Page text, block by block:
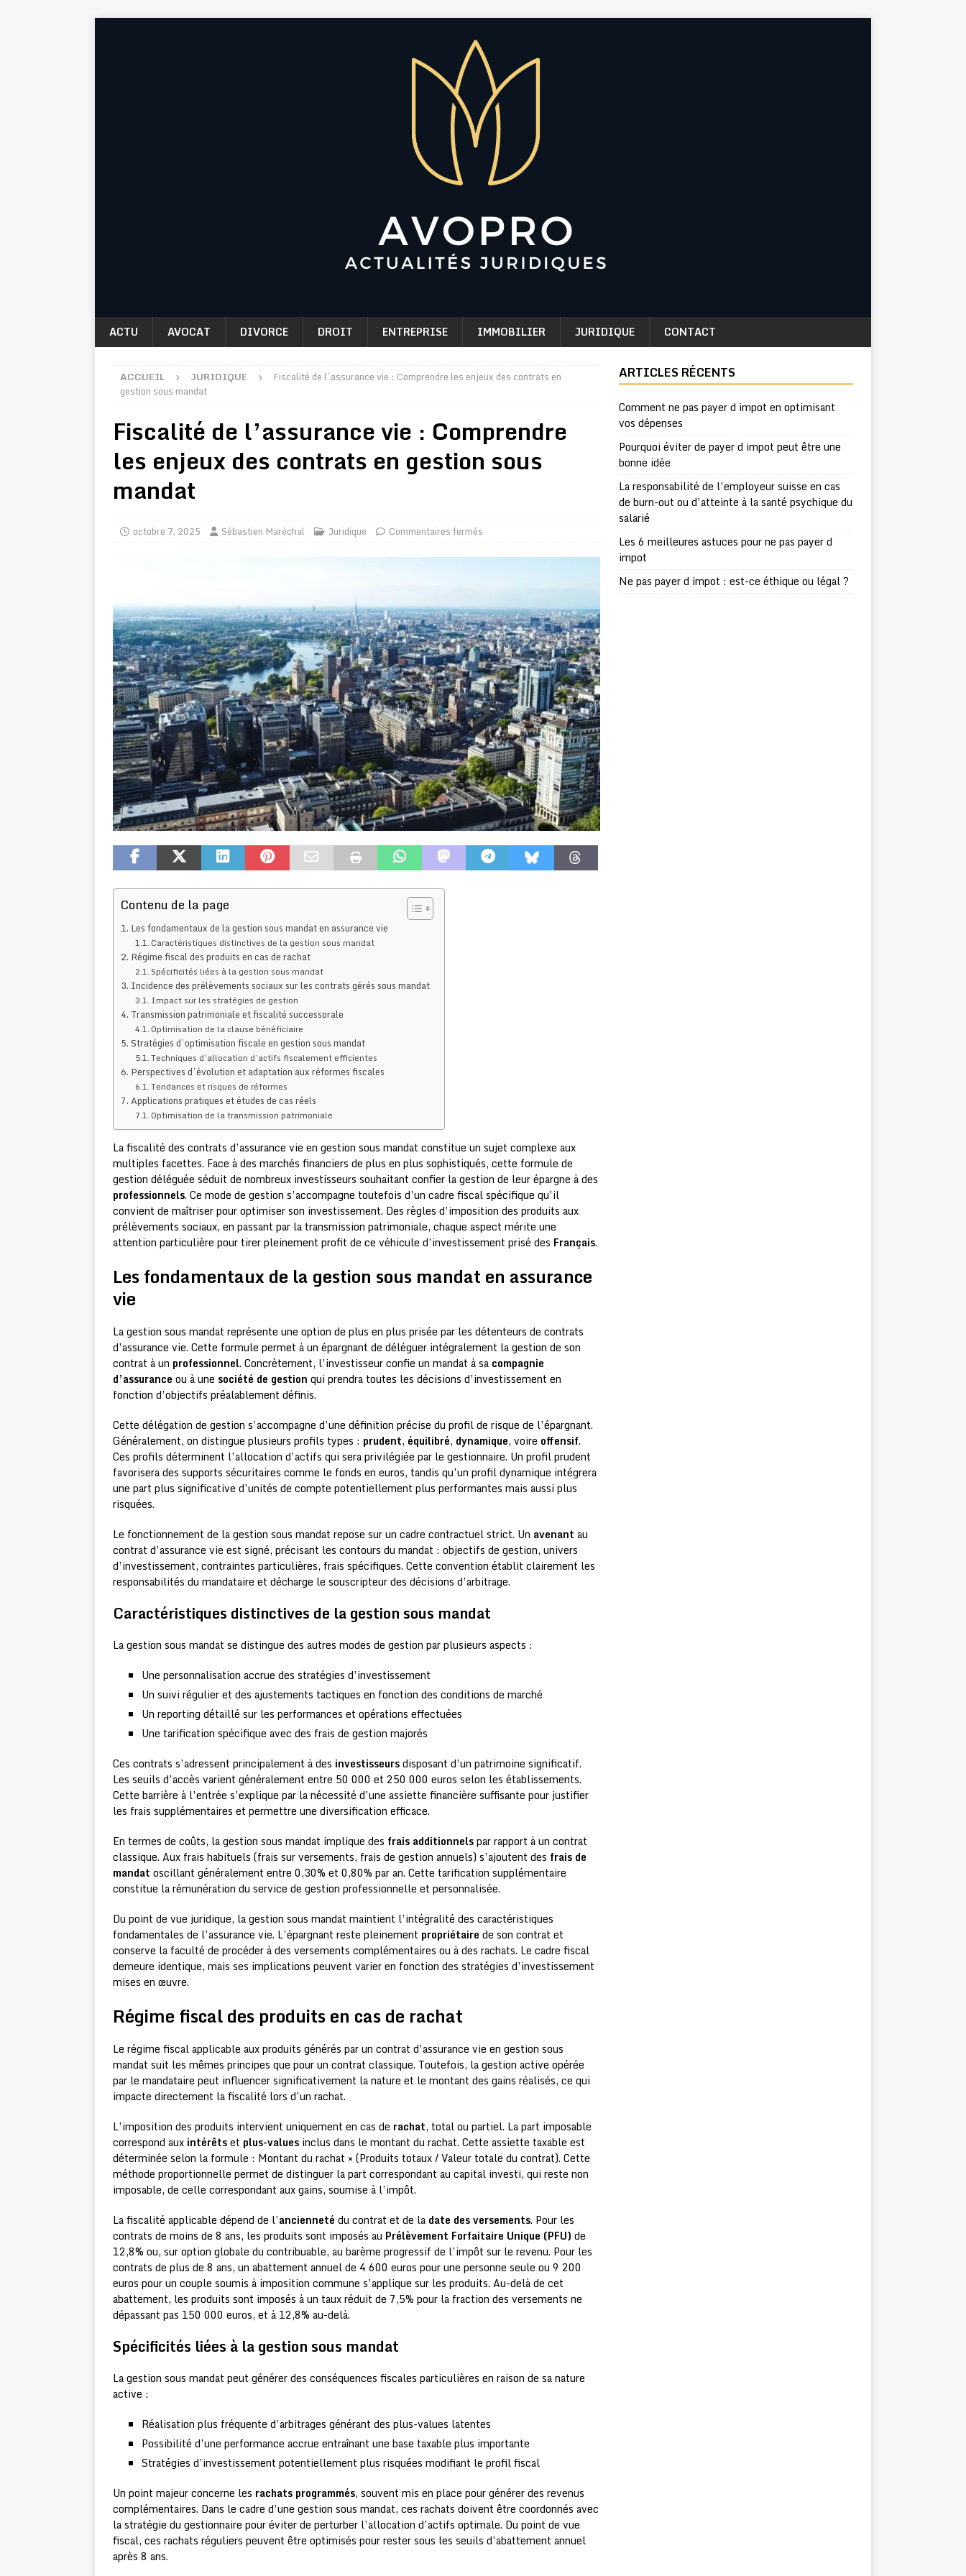
ACTU AVOCAT DIVORCE DROIT ENTREPRISE IMMOBILIER JURIDIQUE CONTACT
ACCUEIL JURIDIQUE
Fiscalité de l’assurance vie : Comprendre les enjeux des contrats en
gestion sous mandat
Fiscalité de l’assurance vie : Comprendre
les enjeux des contrats en gestion sous
mandat
octobre 7, 2025 Sébastien Maréchal Juridique Commentaires fermés
Contenu de la page
Les fondamentaux de la gestion sous mandat en assurance vie
Caractéristiques distinctives de la gestion sous mandat
Régime fiscal des produits en cas de rachat
Spécificités liées à la gestion sous mandat
Incidence des prélèvements sociaux sur les contrats gérés sous mandat
Impact sur les stratégies de gestion
Transmission patrimoniale et fiscalité successorale
Optimisation de la clause bénéficiaire
Stratégies d’optimisation fiscale en gestion sous mandat
Techniques d’allocation d’actifs fiscalement efficientes
Perspectives d’évolution et adaptation aux réformes fiscales
Tendances et risques de réformes
Applications pratiques et études de cas réels
Optimisation de la transmission patrimoniale
La fiscalité des contrats d’assurance vie en gestion sous mandat constitue un sujet complexe aux
multiples facettes. Face à des marchés financiers de plus en plus sophistiqués, cette formule de
gestion déléguée séduit de nombreux investisseurs souhaitant confier la gestion de leur épargne à des
professionnels. Ce mode de gestion s’accompagne toutefois d’un cadre fiscal spécifique qu’il
convient de maîtriser pour optimiser son investissement. Des règles d’imposition des produits aux
prélèvements sociaux, en passant par la transmission patrimoniale, chaque aspect mérite une
attention particulière pour tirer pleinement profit de ce véhicule d’investissement prisé des Français.
Les fondamentaux de la gestion sous mandat en assurance
vie
La gestion sous mandat représente une option de plus en plus prisée par les détenteurs de contrats
d’assurance vie. Cette formule permet à un épargnant de déléguer intégralement la gestion de son
contrat à un professionnel. Concrètement, l’investisseur confie un mandat à sa compagnie
d’assurance ou à une société de gestion qui prendra toutes les décisions d’investissement en
fonction d’objectifs préalablement définis.
Cette délégation de gestion s’accompagne d’une définition précise du profil de risque de l’épargnant.
Généralement, on distingue plusieurs profils types : prudent, équilibré, dynamique, voire offensif.
Ces profils déterminent l’allocation d’actifs qui sera privilégiée par le gestionnaire. Un profil prudent
favorisera des supports sécuritaires comme le fonds en euros, tandis qu’un profil dynamique intégrera
une part plus significative d’unités de compte potentiellement plus performantes mais aussi plus
risquées.
Le fonctionnement de la gestion sous mandat repose sur un cadre contractuel strict. Un avenant au
contrat d’assurance vie est signé, précisant les contours du mandat : objectifs de gestion, univers
d’investissement, contraintes particulières, frais spécifiques. Cette convention établit clairement les
responsabilités du mandataire et décharge le souscripteur des décisions d’arbitrage.
Caractéristiques distinctives de la gestion sous mandat
La gestion sous mandat se distingue des autres modes de gestion par plusieurs aspects :
Une personnalisation accrue des stratégies d’investissement
Un suivi régulier et des ajustements tactiques en fonction des conditions de marché
Un reporting détaillé sur les performances et opérations effectuées
Une tarification spécifique avec des frais de gestion majorés
Ces contrats s’adressent principalement à des investisseursdisposant d’un patrimoine significatif.
Les seuils d’accès varient généralement entre 50 000 et 250 000 euros selon les établissements.
Cette barrière à l’entrée s’explique par la nécessité d’une assiette financière suffisante pour justifier
les frais supplémentaires et permettre une diversification efficace.
En termes de coûts, la gestion sous mandat implique des frais additionnelspar rapport à un contrat
classique. Aux frais habituels (frais sur versements, frais de gestion annuels) s’ajoutent des frais de
mandat oscillant généralement entre 0,30% et 0,80% par an. Cette tarification supplémentaire
constitue la rémunération du service de gestion professionnelle et personnalisée.
Du point de vue juridique, la gestion sous mandat maintient l’intégralité des caractéristiques
fondamentales de l’assurance vie. L’épargnant reste pleinement propriétaire de son contrat et
conserve la faculté de procéder à des versements complémentaires ou à des rachats. Le cadre fiscal
demeure identique, mais ses implications peuvent varier en fonction des stratégies d’investissement
mises en œuvre.
Régime fiscal des produits en cas de rachat
Le régime fiscal applicable aux produits générés par un contrat d’assurance vie en gestion sous
mandat suit les mêmes principes que pour un contrat classique. Toutefois, la gestion active opérée
par le mandataire peut influencer significativement la nature et le montant des gains réalisés, ce qui
impacte directement la fiscalité lors d’un rachat.
L’imposition des produits intervient uniquement en cas de rachat, total ou partiel. La part imposable
correspond aux intérêtset plus-values inclus dans le montant du rachat. Cette assiette taxable est
déterminée selon la formule : Montant du rachat × (Produits totaux / Valeur totale du contrat). Cette
méthode proportionnelle permet de distinguer la part correspondant au capital investi, qui reste non
imposable, de celle correspondant aux gains, soumise à l’impôt.
La fiscalité applicable dépend de l’ancienneté du contrat et de la date des versements. Pour les
contrats de moins de 8 ans, les produits sont imposés au Prélèvement Forfaitaire Unique (PFU) de
12,8% ou, sur option globale du contribuable, au barème progressif de l’impôt sur le revenu. Pour les
contrats de plus de 8 ans, un abattement annuel de 4 600 euros pour une personne seule ou 9 200
euros pour un couple soumis à imposition commune s’applique sur les produits. Au-delà de cet
abattement, les produits sont imposés à un taux réduit de 7,5% pour la fraction des versements ne
dépassant pas 150 000 euros, et à 12,8% au-delà.
Spécificités liées à la gestion sous mandat
La gestion sous mandat peut générer des conséquences fiscales particulières en raison de sa nature
active :
Réalisation plus fréquente d’arbitrages générant des plus-values latentes
Possibilité d’une performance accrue entraînant une base taxable plus importante
Stratégies d’investissement potentiellement plus risquées modifiant le profil fiscal
Un point majeur concerne les rachats programmés, souvent mis en place pour générer des revenus
complémentaires. Dans le cadre d’une gestion sous mandat, ces rachats doivent être coordonnés avec
la stratégie du gestionnaire pour éviter de perturber l’allocation d’actifs optimale. Du point de vue
fiscal, ces rachats réguliers peuvent être optimisés pour rester sous les seuils d’abattement annuel
après 8 ans.
ARTICLES RÉCENTS
Comment ne pas payer d impot en optimisant
vos dépenses
Pourquoi éviter de payer d impot peut être une
bonne idée
La responsabilité de l’employeur suisse en cas
de burn-out ou d’atteinte à la santé psychique du
salarié
Les 6 meilleures astuces pour ne pas payer d
impot
Ne pas payer d impot : est-ce éthique ou légal ?